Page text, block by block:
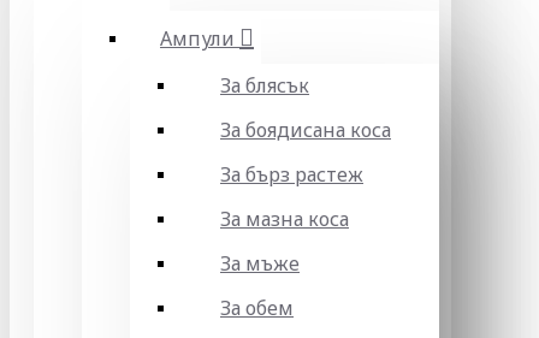
Ампули
За блясък
За боядисана коса
За бърз растеж
За мазна коса
За мъже
За обем